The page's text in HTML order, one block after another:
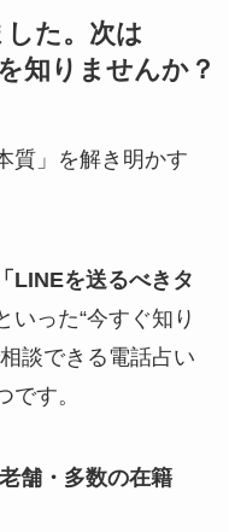
た。次は
知りませんか？
質」を解き明かす
LINEを送るべきタ
いった“今すぐ知り
談できる電話占い
す。
舗・多数の在籍